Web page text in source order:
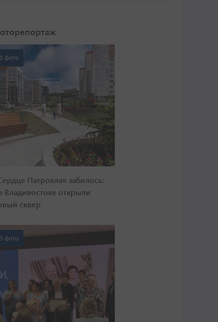
фото
Патрокла» забилось:
Владивостоке открыли
сквер
фото